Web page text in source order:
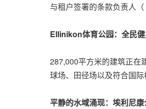
与租户签署的条款负责人（
Ellinikon体育公园：全民
287,000平方米的建筑正在
球场、田径场以及符合国际
平静的水域涌现：埃利尼